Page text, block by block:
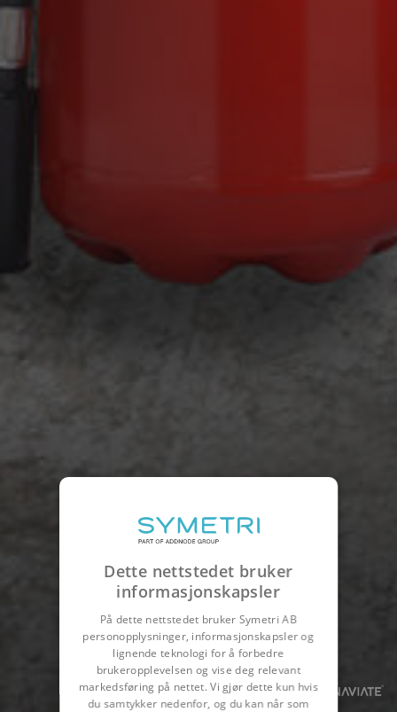
Dette nettstedet bruker
informasjonskapsler
På dette nettstedet bruker Symetri AB
personopplysninger, informasjonskapsler og
lignende teknologi for å forbedre
brukeropplevelsen og vise deg relevant
markedsføring på nettet. Vi gjør dette kun hvis
du samtykker nedenfor, og du kan når som